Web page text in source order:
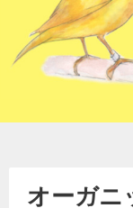
オーガニ